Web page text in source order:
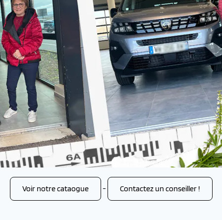
Voir notre cataogue - Contactez un conseiller !